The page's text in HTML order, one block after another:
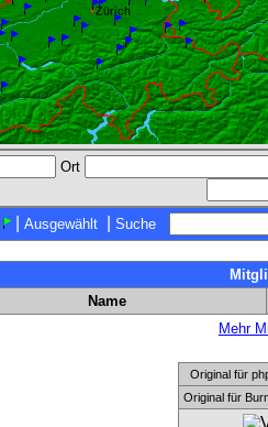
Ort
| Ausgewählt Suche
Name
Mehr
Original für
Original für